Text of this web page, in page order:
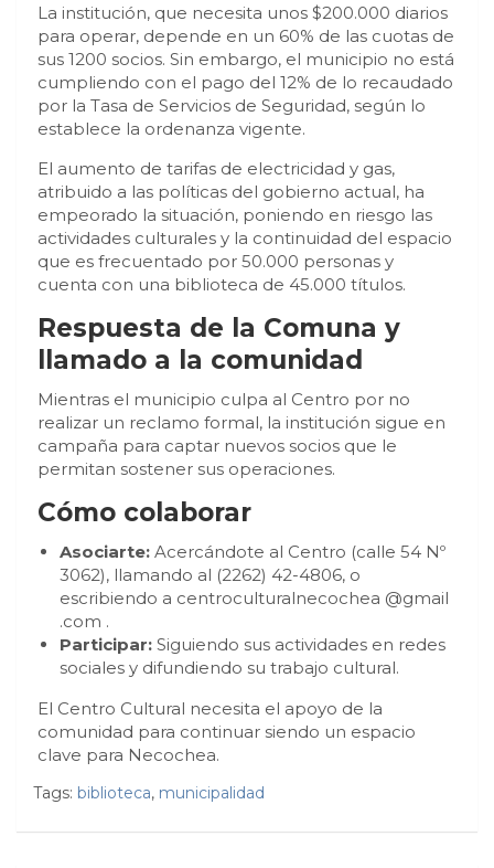
La institución, que necesita unos $200.000 diarios
para operar, depende en un 60% de las cuotas de
sus 1200 socios. Sin embargo, el municipio no está
cumpliendo con el pago del 12% de lo recaudado
por la Tasa de Servicios de Seguridad, según lo
establece la ordenanza vigente.
El aumento de tarifas de electricidad y gas,
atribuido a las políticas del gobierno actual, ha
empeorado la situación, poniendo en riesgo las
actividades culturales y la continuidad del espacio
que es frecuentado por 50.000 personas y
cuenta con una biblioteca de 45.000 títulos.
Respuesta de la Comuna y
llamado a la comunidad
Mientras el municipio culpa al Centro por no
realizar un reclamo formal, la institución sigue en
campaña para captar nuevos socios que le
permitan sostener sus operaciones.
Cómo colaborar
Asociarte: Acercándote al Centro (calle 54 Nº
3062), llamando al (2262) 42-4806, o
escribiendo a centroculturalnecochea @gmail
.com .
Participar: Siguiendo sus actividades en redes
sociales y difundiendo su trabajo cultural.
El Centro Cultural necesita el apoyo de la
comunidad para continuar siendo un espacio
clave para Necochea.
Tags: biblioteca, municipalidad